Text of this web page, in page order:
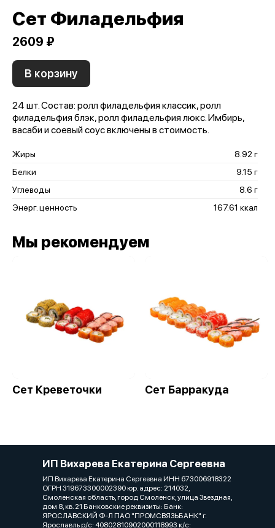
Сет Филадельфия
2609 ₽
В корзину
24 шт. Состав: ролл филадельфия классик, ролл
филадельфия блэк, ролл филадельфия люкс. Имбирь,
васаби и соевый соус включены в стоимость.
Жиры
8.92 г
Белки
9.15 г
Углеводы
8.6 г
Энерг. ценность
167.61 ккал
Мы рекомендуем
Сет Креветочки Сет Барракуда
ИП Вихарева Екатерина Сергеевна
ИП Вихарева Екатерина Сергеевна ИНН 673006918322
ОГРН 319673300002390 юр. адрес: 214032,
Смоленская область, город Смоленск, улица Звездная,
дом 8, кв. 21 Банковские реквизиты: Банк:
ЯРОСЛАВСКИЙ Ф-Л ПАО "ПРОМСВЯЗЬБАНК" г.
Ярославль р/с: 40802810902000118993 к/с: